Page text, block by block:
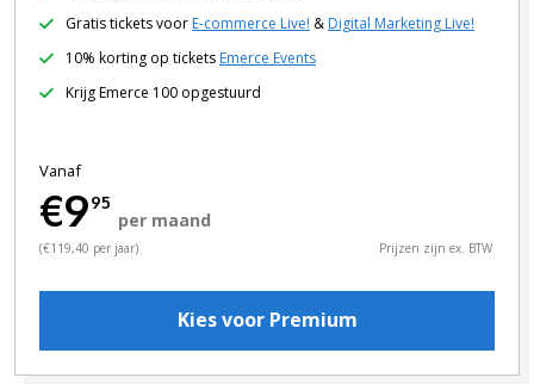
Gratis tickets voor E-commerce Live! & Digital Marketing Live!
10% korting op tickets Emerce Events
Krijg Emerce 100 opgestuurd
Vanaf
€995
per maand
(€119,40 per jaar) Prijzen zijn ex. BTW
Kies voor Premium